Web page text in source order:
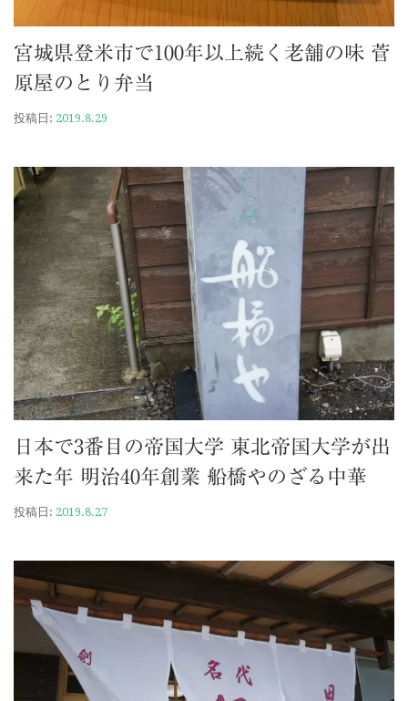
宮城県登米市で100年以上続く老舗の味 菅
原屋のとり弁当
投稿日: 2019.8.29
日本で3番目の帝国大学 東北帝国大学が出
来た年 明治40年創業 船橋やのざる中華
投稿日: 2019.8.27